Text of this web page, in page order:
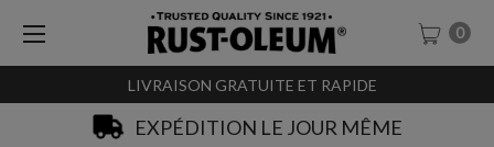
LIVRAISON GRATUITE ET RAPIDE
0
EXPÉDITION LE JOUR MÊME